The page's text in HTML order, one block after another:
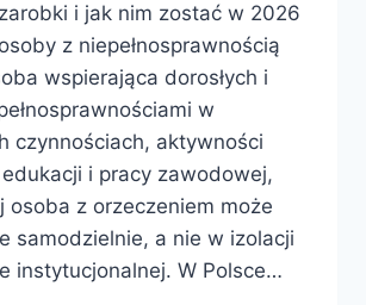
i jak nim zostać w 2026
z niepełnosprawnością
wspierająca dorosłych i
w
czynnościach, aktywności
edukacji i pracy zawodowej,
osoba z orzeczeniem może
samodzielnie, a nie w izolacji
instytucjonalnej. W Polsce…